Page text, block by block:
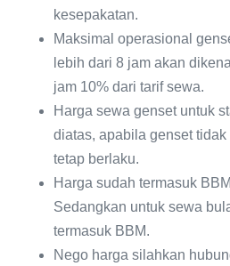
kesepakatan.
Maksimal operasional
lebih dari 8 jam akan
jam 10% dari tarif sewa.
Harga sewa genset untuk
diatas, apabila genset
tetap berlaku.
Harga sudah termasuk
Sedangkan untuk sewa
termasuk BBM.
Nego harga silahkan